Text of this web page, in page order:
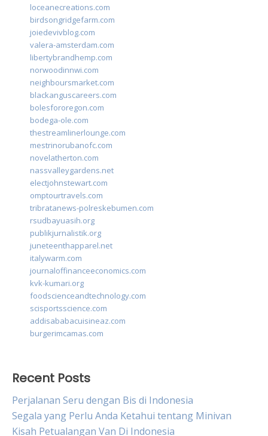
loceanecreations.com
birdsongridgefarm.com
joiedevivblog.com
valera-amsterdam.com
libertybrandhemp.com
norwoodinnwi.com
neighboursmarket.com
blackanguscareers.com
bolesfororegon.com
bodega-ole.com
thestreamlinerlounge.com
mestrinorubanofc.com
novelatherton.com
nassvalleygardens.net
electjohnstewart.com
omptourtravels.com
tribratanews-polreskebumen.com
rsudbayuasih.org
publikjurnalistik.org
juneteenthapparel.net
italywarm.com
journaloffinanceeconomics.com
kvk-kumari.org
foodscienceandtechnology.com
scisportsscience.com
addisababacuisineaz.com
burgerimcamas.com
Recent Posts
Perjalanan Seru dengan Bis di Indonesia
Segala yang Perlu Anda Ketahui tentang Minivan
Kisah Petualangan Van Di Indonesia